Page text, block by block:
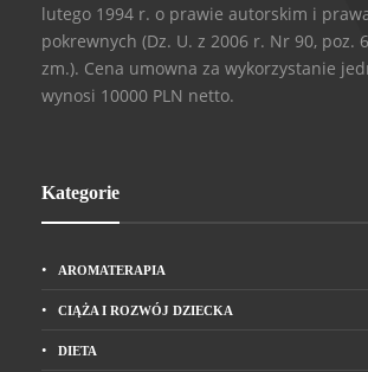
lutego 1994 r. o prawie autorskim i
pokrewnych (Dz. U. z 2006 r. Nr 90, poz.
zm.). Cena umowna za wykorzystanie
wynosi 10000 PLN netto.
Kategorie
AROMATERAPIA
CIĄŻA I ROZWÓJ DZIECKA
DIETA